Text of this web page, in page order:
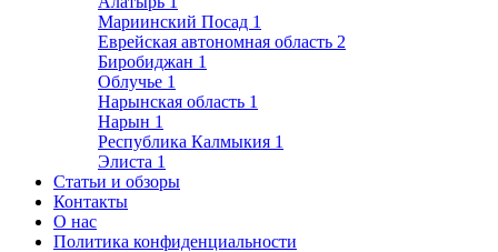
Мариинский Посад 1
Еврейская автономная область 2
Биробиджан 1
Облучье 1
Нарынская область 1
Нарын 1
Республика Калмыкия 1
Элиста 1
Статьи и обзоры
Контакты
О нас
Политика конфиденциальности